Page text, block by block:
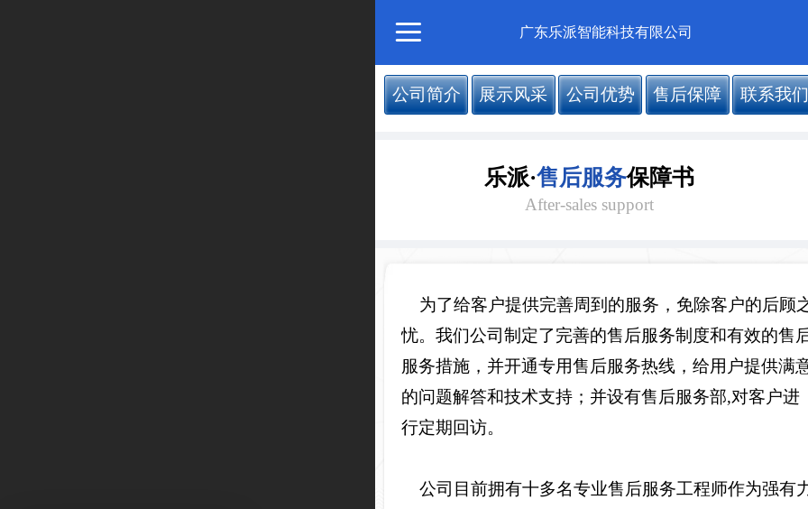
广东乐派智能科技有限公司
公司简介 展示风采 公司优势 售后保障 联系我们
乐派·售后服务保障书
After-sales support
为了给客户提供完善周到的服务，免除客户的后顾
忧。我们公司制定了完善的售后服务制度和有效的售
服务措施，并开通专用售后服务热线，给用户提供满
的问题解答和技术支持；并设有售后服务部,对客户进
行定期回访。
公司目前拥有十多名专业售后服务工程师作为强有